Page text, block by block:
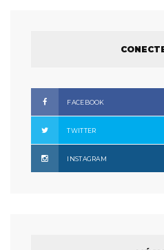
FACEBOOK
TWITTER
INSTAGRAM